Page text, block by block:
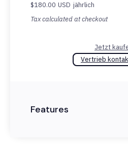
$180.00 USD jährlich
Tax calculated at checkout
Jetzt
Vertrieb
Features